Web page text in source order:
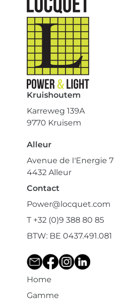
Kruishoutem
Karreweg 139A
9770 Kruisem
Alleur
Avenue de I'Energie 7
4432 Alleur
Contact
Power@locquet.com
T +32 (0)9 388 80 85
BTW: BE 0437.491.081
Home
Gamme